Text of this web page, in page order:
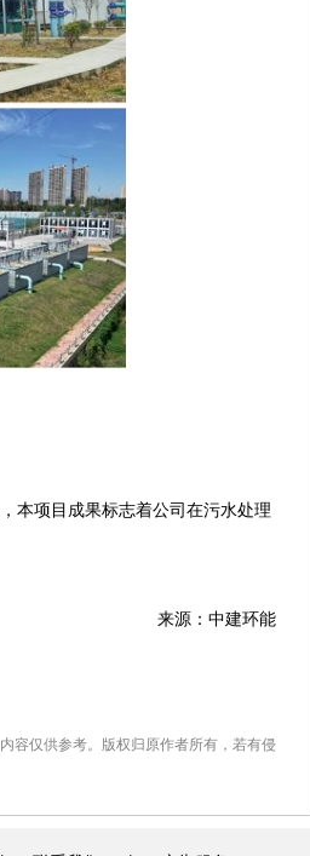
本项目成果标志着公司在污水处理
来源：中建环能
容仅供参考。版权归原作者所有，若有侵